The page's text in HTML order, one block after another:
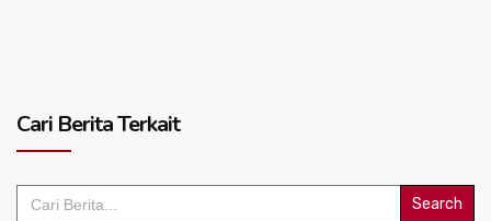
Cari Berita Terkait
Search
for: